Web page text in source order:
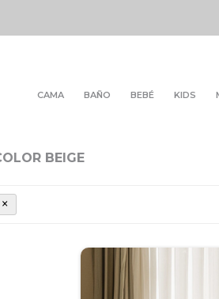
CAMA BAÑO BEBÉ KIDS
BEIGE